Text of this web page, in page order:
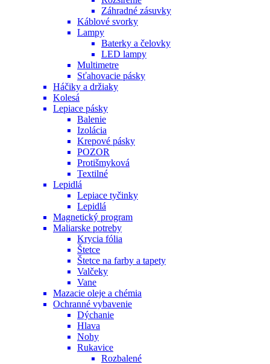
Záhradné zásuvky
Káblové svorky
Lampy
Baterky a čelovky
LED lampy
Multimetre
Sťahovacie pásky
Háčiky a držiaky
Kolesá
Lepiace pásky
Balenie
Izolácia
Krepové pásky
POZOR
Protišmyková
Textilné
Lepidlá
Lepiace tyčinky
Lepidlá
Magnetický program
Maliarske potreby
Krycia fólia
Štetce
Štetce na farby a tapety
Valčeky
Vane
Mazacie oleje a chémia
Ochranné vybavenie
Dýchanie
Hlava
Nohy
Rukavice
Rozbalené